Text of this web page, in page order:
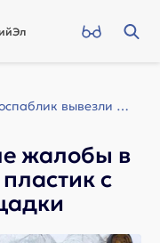
В Йошкар-Оле после жалобы в госпаблик вывезли пластик с контейнерной площадки
жалобы в
с